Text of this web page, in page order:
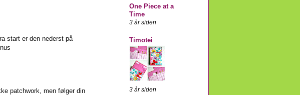
start er den nederst på
patchwork, men følger din
One Piece at a
Time
3 år siden
Timotei
3 år siden